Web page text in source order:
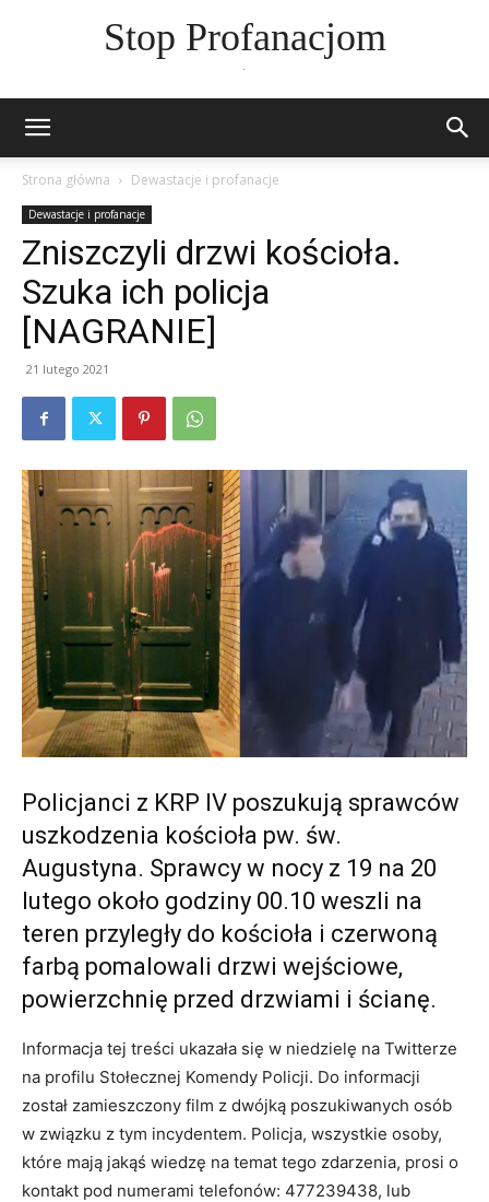
Stop Profanacjom
Strona główna Dewastacje i profanacje
Dewastacje i profanacje
Zniszczyli drzwi kościoła.
Szuka ich policja
[NAGRANIE]
21 lutego 2021
Policjanci z KRP IV poszukują sprawców
uszkodzenia kościoła pw. św.
Augustyna. Sprawcy w nocy z 19 na 20
lutego około godziny 00.10 weszli na
teren przyległy do kościoła i czerwoną
farbą pomalowali drzwi wejściowe,
powierzchnię przed drzwiami i ścianę.
Informacja tej treści ukazała się w niedzielę na Twitterze
na profilu Stołecznej Komendy Policji. Do informacji
został zamieszczony film z dwójką poszukiwanych osób
w związku z tym incydentem. Policja, wszystkie osoby,
które mają jakąś wiedzę na temat tego zdarzenia, prosi o
kontakt pod numerami telefonów: 477239438, lub